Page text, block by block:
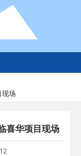
现场
喜华项目现场